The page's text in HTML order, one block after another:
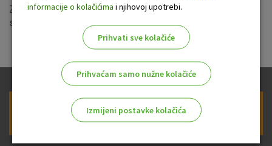
Za dodatne informacije možete se obratiti svojem
savjetniku za poslovni odnos.
Prijava na newsletter OTP banke
informacije o kolačićima i njihovoj upotrebi.
Prihvati sve kolačiće
Prihvaćam samo nužne kolačiće
Izmijeni postavke kolačića